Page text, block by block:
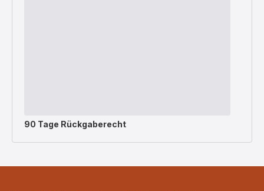
90 Tage Rückgaberecht